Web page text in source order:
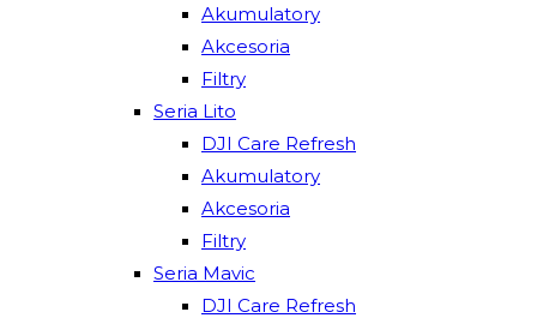
Akumulatory
Akcesoria
Filtry
Seria Lito
DJI Care Refresh
Akumulatory
Akcesoria
Filtry
Seria Mavic
DJI Care Refresh